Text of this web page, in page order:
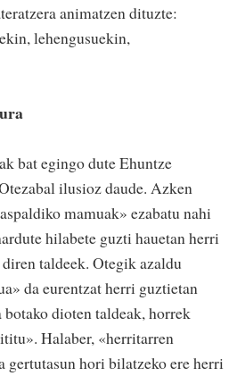
animatzen dituzte:
lehengusuekin,
bat egingo dute Ehuntze
ilusioz daude. Azken
mamuak» ezabatu nahi
hilabete guzti hauetan herri
taldeek. Otegik azaldu
da eurentzat herri guztietan
dioten taldeak, horrek
Halaber, «herritarren
gertutasun hori bilatzeko ere herri